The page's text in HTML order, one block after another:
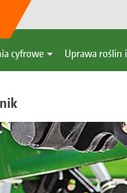
cyfrowe Uprawa roślin